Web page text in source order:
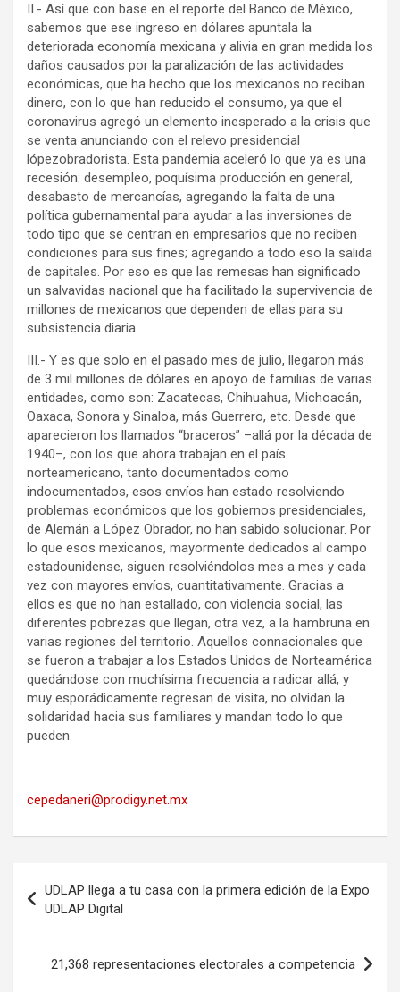
II.- Así que con base en el reporte del Banco de México,
sabemos que ese ingreso en dólares apuntala la
deteriorada economía mexicana y alivia en gran medida los
daños causados por la paralización de las actividades
económicas, que ha hecho que los mexicanos no reciban
dinero, con lo que han reducido el consumo, ya que el
coronavirus agregó un elemento inesperado a la crisis que
se venta anunciando con el relevo presidencial
lópezobradorista. Esta pandemia aceleró lo que ya es una
recesión: desempleo, poquísima producción en general,
desabasto de mercancías, agregando la falta de una
política gubernamental para ayudar a las inversiones de
todo tipo que se centran en empresarios que no reciben
condiciones para sus fines; agregando a todo eso la salida
de capitales. Por eso es que las remesas han significado
un salvavidas nacional que ha facilitado la supervivencia de
millones de mexicanos que dependen de ellas para su
subsistencia diaria.
III.- Y es que solo en el pasado mes de julio, llegaron más
de 3 mil millones de dólares en apoyo de familias de varias
entidades, como son: Zacatecas, Chihuahua, Michoacán,
Oaxaca, Sonora y Sinaloa, más Guerrero, etc. Desde que
aparecieron los llamados “braceros” –allá por la década de
1940–, con los que ahora trabajan en el país
norteamericano, tanto documentados como
indocumentados, esos envíos han estado resolviendo
problemas económicos que los gobiernos presidenciales,
de Alemán a López Obrador, no han sabido solucionar. Por
lo que esos mexicanos, mayormente dedicados al campo
estadounidense, siguen resolviéndolos mes a mes y cada
vez con mayores envíos, cuantitativamente. Gracias a
ellos es que no han estallado, con violencia social, las
diferentes pobrezas que llegan, otra vez, a la hambruna en
varias regiones del territorio. Aquellos connacionales que
se fueron a trabajar a los Estados Unidos de Norteamérica
quedándose con muchísima frecuencia a radicar allá, y
muy esporádicamente regresan de visita, no olvidan la
solidaridad hacia sus familiares y mandan todo lo que
pueden.
cepedaneri@prodigy.net.mx
de
entradas
UDLAP llega a tu casa con la primera edición de la Expo
UDLAP Digital
21,368 representaciones electorales a competencia